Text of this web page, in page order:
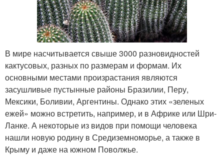
В мире насчитывается свыше 3000 разновидностей
кактусовых, разных по размерам и формам. Их
основными местами произрастания являются
засушливые пустынные районы Бразилии, Перу,
Мексики, Боливии, Аргентины. Однако этих «зеленых
ежей» можно встретить, например, и в Африке или Шри-
Ланке. А некоторые из видов при помощи человека
нашли новую родину в Средиземноморье, а также в
Крыму и даже на южном Поволжье.